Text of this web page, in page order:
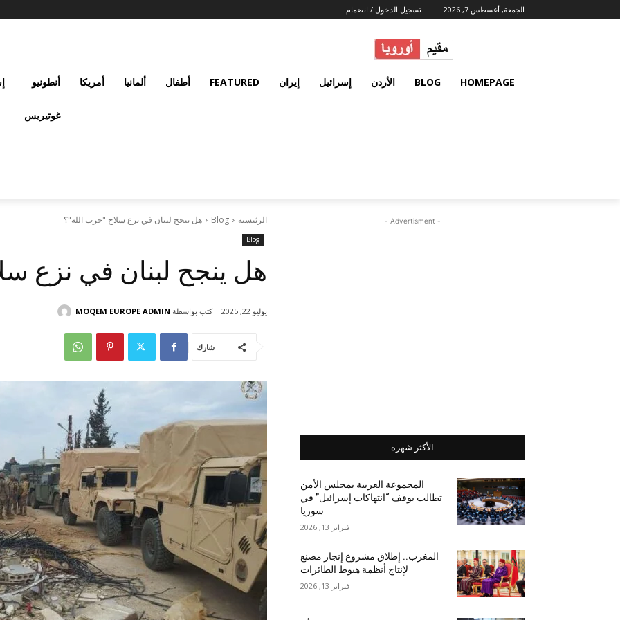
الجمعة, أغسطس 7, 2026 تسجيل الدخول / انضمام
HOMEPAGE
BLOG الأردن إسرائيل إيران FEATURED أطفال ألمانيا أمريكا أنطونيو
غوتيريس
الرئيسية Blog هل ينجح لبنان في نزع سلاح "حزب الله"؟
Blog
هل ينجح لبنان في نزع
يوليو 22, 2025 كتب بواسطة MOQEM EUROPE ADMIN
شارك
- Advertisment -
الأكثر شهرة
المجموعة العربية بمجلس الأمن
تطالب بوقف “انتهاكات إسرائيل” في
سوريا
فبراير 13, 2026
المغرب.. إطلاق مشروع إنجاز مصنع
لإنتاج أنظمة هبوط الطائرات
فبراير 13, 2026